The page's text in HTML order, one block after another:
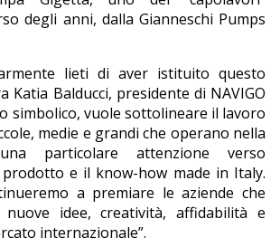
degli anni, dalla Gianneschi Pumps
lieti di aver istituito questo
Katia Balducci, presidente di NAVIGO
simbolico, vuole sottolineare il lavoro
medie e grandi che operano nella
particolare attenzione verso
prodotto e il know-how made in Italy.
a premiare le aziende che
idee, creatività, affidabilità e
internazionale”.